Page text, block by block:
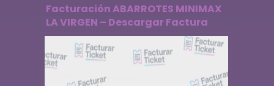
Facturación ABARROTES MINIMAX
LA VIRGEN – Descargar Factura